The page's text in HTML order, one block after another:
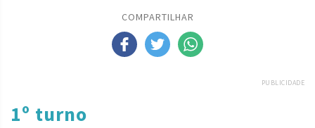
COMPARTILHAR
PUBLICIDADE
1º turno